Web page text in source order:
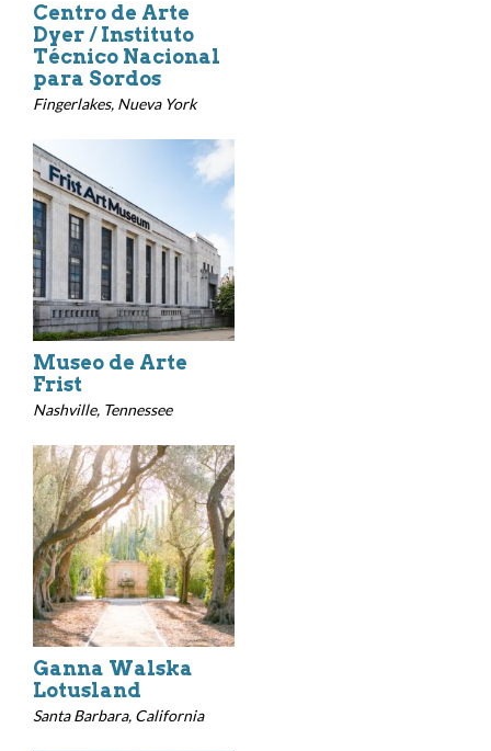
Centro de Arte
Dyer / Instituto
Técnico Nacional
para Sordos
Fingerlakes, Nueva York
Museo de Arte
Frist
Nashville, Tennessee
Ganna Walska
Lotusland
Santa Barbara, California